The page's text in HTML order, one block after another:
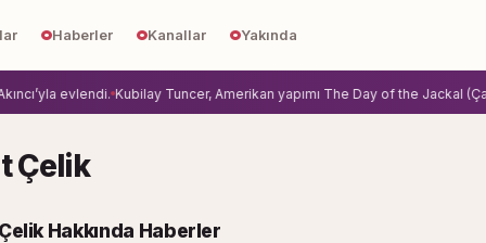
Haberler Kanallar Yakında
evlendi. Kubilay Tuncer, Amerikan yapımı The Day of the Jackal
Çelik
Hakkında Haberler